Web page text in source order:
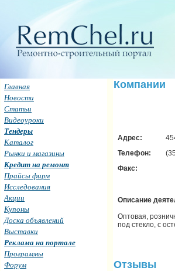
Компании
Адрес:
Телефон:
Факс:
Описание
Оптовая,
под стекло, с
Отзывы
Главная
Новости
Статьи
Видеоуроки
Тендеры
Каталог
Рынки и магазины
Кредит на ремонт
Прайсы фирм
Исследования
Акции
Купоны
Доска объявлений
Выставки
Реклама на портале
Программы
Форум